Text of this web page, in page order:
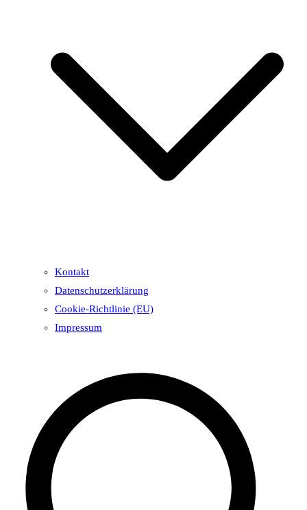
Kontakt
Datenschutzerklärung
Cookie-Richtlinie (EU)
Impressum